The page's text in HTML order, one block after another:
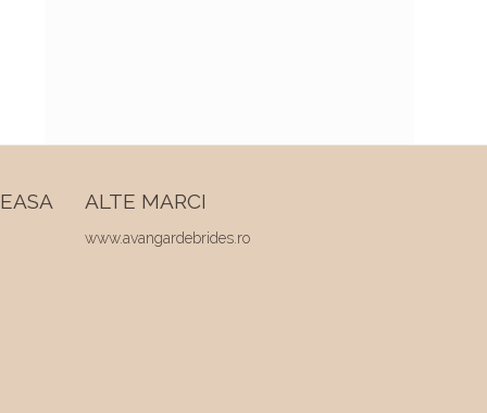
ALTE MARCI
www.avangardebrides.ro